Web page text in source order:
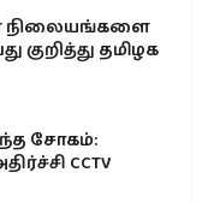
நிலையங்களை
குறித்து தமிழக
சோகம்:
CCTV